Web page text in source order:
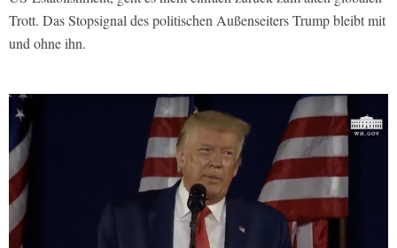
Trott. Das Stopsignal des politischen Außenseiters Trump bleibt mit
und ohne ihn.